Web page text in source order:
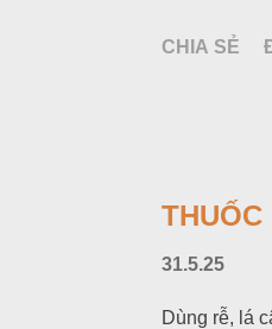
CHIA SẺ
THUỐC
31.5.25
Dùng rễ, lá